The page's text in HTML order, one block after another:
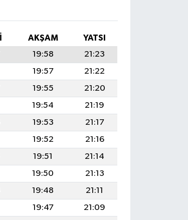
AKŞAM
YATSI
19:58
21:23
19:57
21:22
19:55
21:20
19:54
21:19
19:53
21:17
19:52
21:16
19:51
21:14
19:50
21:13
19:48
21:11
19:47
21:09